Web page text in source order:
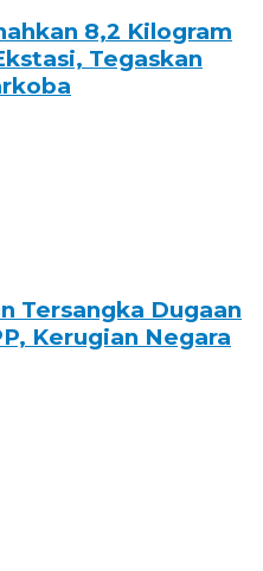
8,2 Kilogram
Tegaskan
Tersangka Dugaan
Kerugian Negara